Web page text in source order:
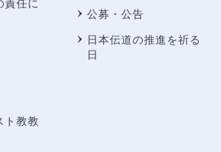
責任に
ト教教
公募・公告
日本伝道の推進を祈る
日